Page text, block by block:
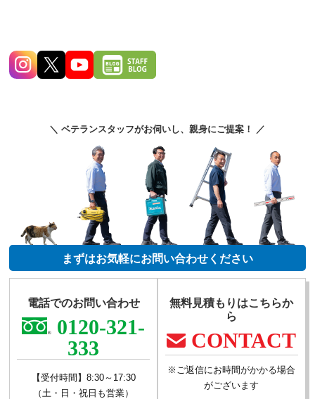
＼ ベテランスタッフがお伺いし、親身にご提案！ ／
まずはお気軽にお問い合わせください
電話でのお問い合わせ
0120-321-
333
【受付時間】8:30～17:30
（土・日・祝日も営業）
無料見積もりはこちらか
ら
CONTACT
※ご返信にお時間がかかる場合
がございます